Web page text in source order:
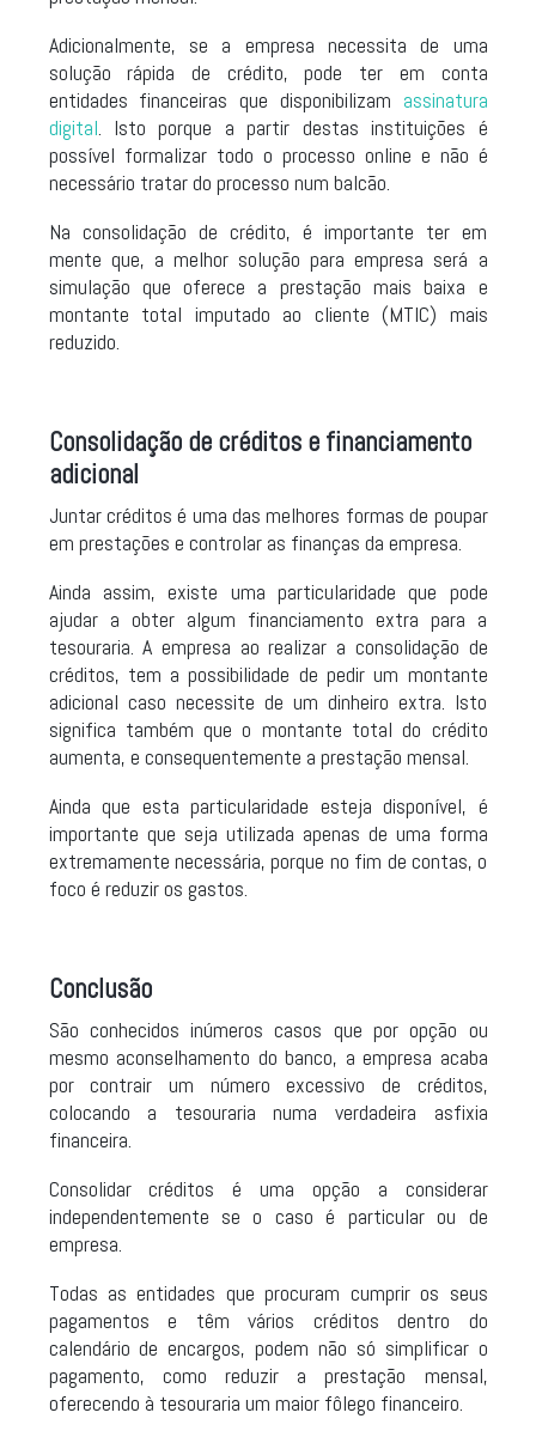
Adicionalmente, se a empresa necessita de uma
solução rápida de crédito, pode ter em conta
entidades financeiras que disponibilizam assinatura
digital. Isto porque a partir destas instituições é
possível formalizar todo o processo online e não é
necessário tratar do processo num balcão.
Na consolidação de crédito, é importante ter em
mente que, a melhor solução para empresa será a
simulação que oferece a prestação mais baixa e
montante total imputado ao cliente (MTIC) mais
reduzido.
Consolidação de créditos e financiamento
adicional
Juntar créditos é uma das melhores formas de poupar
em prestações e controlar as finanças da empresa.
Ainda assim, existe uma particularidade que pode
ajudar a obter algum financiamento extra para a
tesouraria. A empresa ao realizar a consolidação de
créditos, tem a possibilidade de pedir um montante
adicional caso necessite de um dinheiro extra. Isto
significa também que o montante total do crédito
aumenta, e consequentemente a prestação mensal.
Ainda que esta particularidade esteja disponível, é
importante que seja utilizada apenas de uma forma
extremamente necessária, porque no fim de contas, o
foco é reduzir os gastos.
Conclusão
São conhecidos inúmeros casos que por opção ou
mesmo aconselhamento do banco, a empresa acaba
por contrair um número excessivo de créditos,
colocando a tesouraria numa verdadeira asfixia
financeira.
Consolidar créditos é uma opção a considerar
independentemente se o caso é particular ou de
empresa.
Todas as entidades que procuram cumprir os seus
pagamentos e têm vários créditos dentro do
calendário de encargos, podem não só simplificar o
pagamento, como reduzir a prestação mensal,
oferecendo à tesouraria um maior fôlego financeiro.